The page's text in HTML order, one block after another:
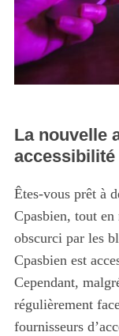
La nouvelle
accessibilité
Êtes-vous prêt à
Cpasbien, tout
obscurci par les
Cpasbien est
Cependant,
régulièrement
fournisseurs